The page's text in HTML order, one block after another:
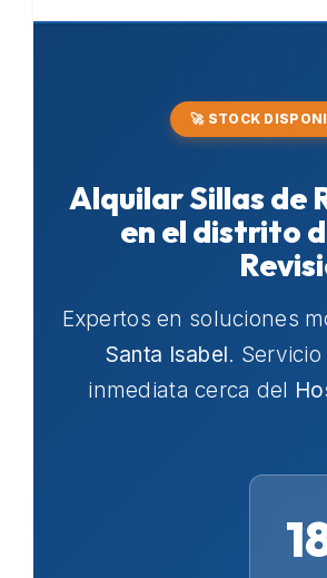
🚀 STOCK
Alquilar Sillas de
en el distrito
Expertos en soluciones
Santa Isabel.
inmediata cerca del